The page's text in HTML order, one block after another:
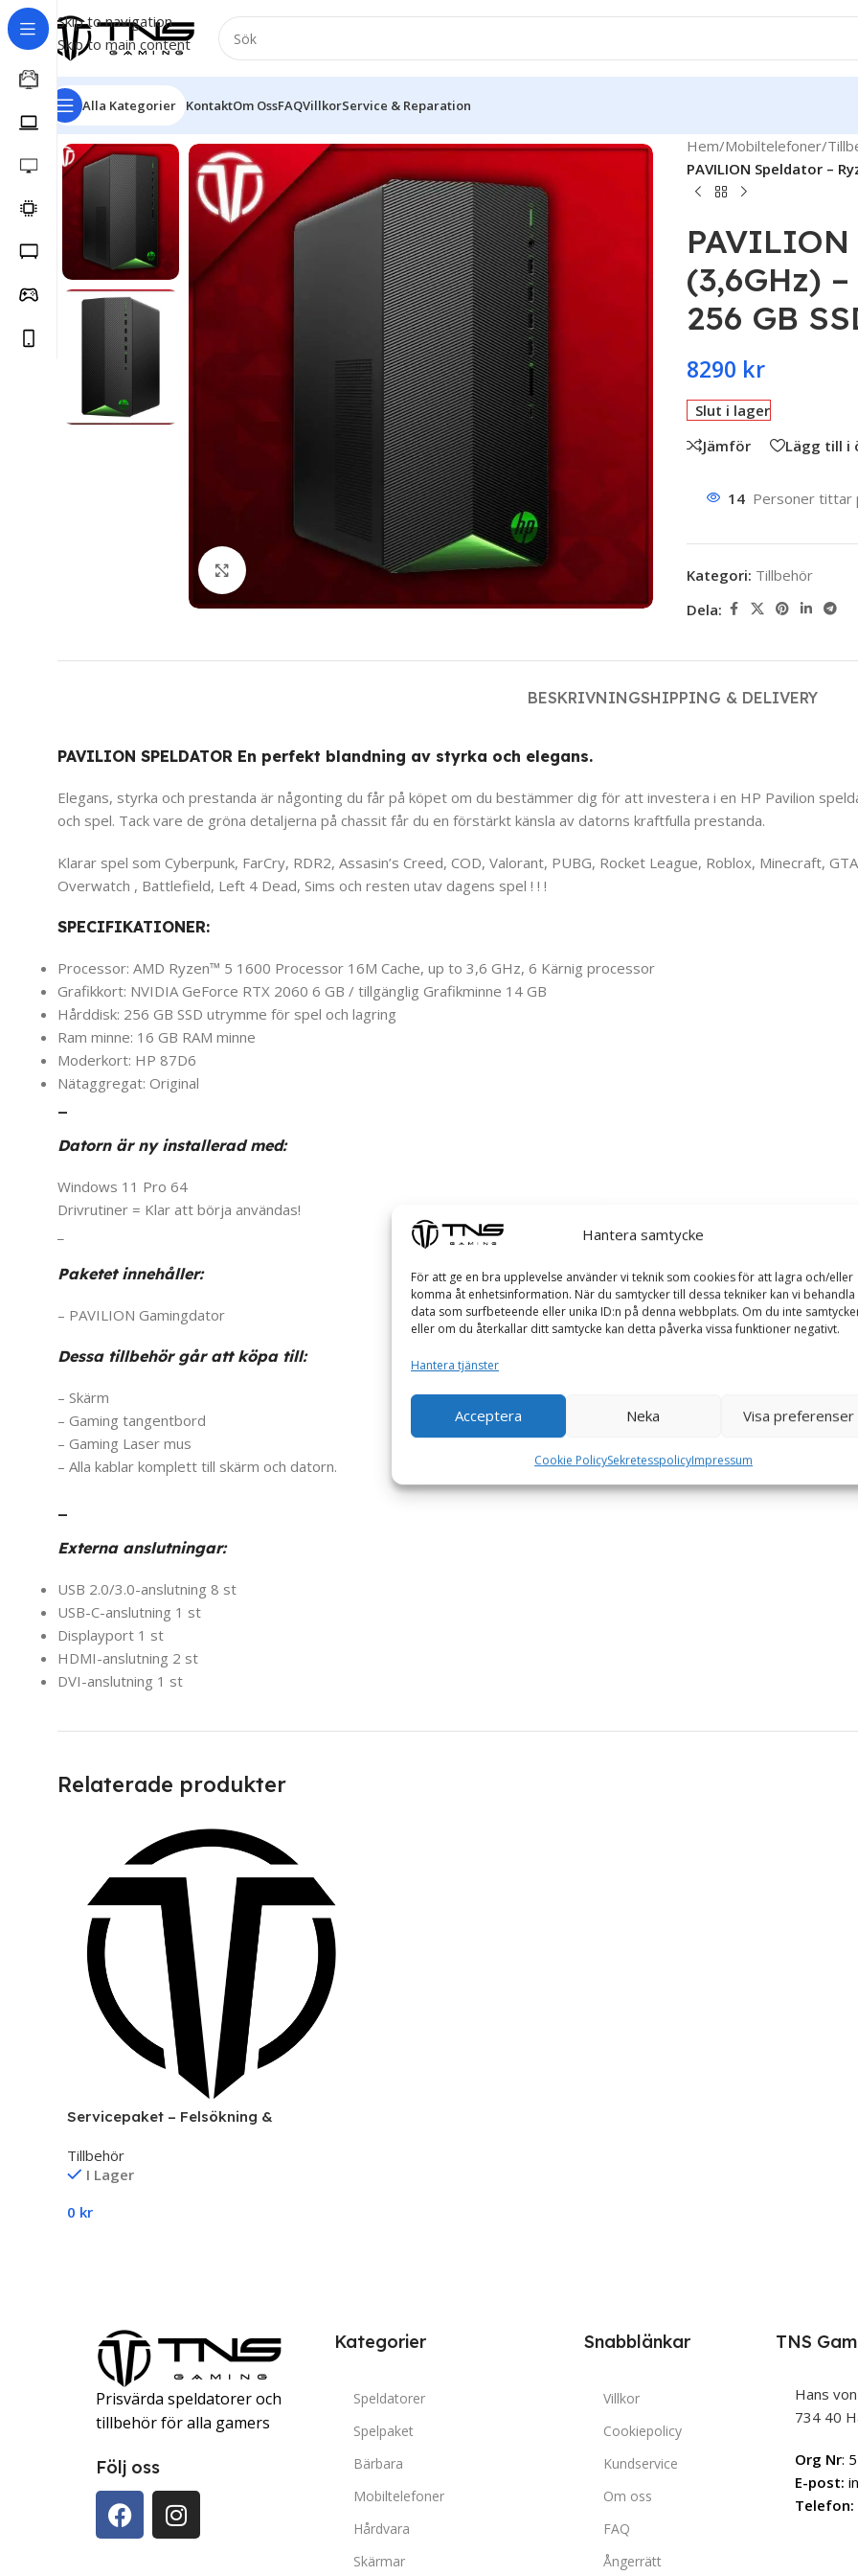
Hantera samtycke
För att ge en bra upplevelse använder vi teknik som cookies för att lagra och/eller
komma åt enhetsinformation. När du samtycker till dessa tekniker kan vi behandla
data som surfbeteende eller unika ID:n på denna webbplats. Om du inte
eller om du återkallar ditt samtycke kan detta påverka vissa funktioner negativt.
Hantera tjänster
Acceptera Neka Visa preferenser
Cookie PolicySekretesspolicyImpressum
Skip to navigation
Skip to main content
Alla Kategorier KontaktOm OssFAQVillkorService & Reparation
Hem/Mobiltelefoner/
PAVILION Speldator –
(3,6GHz)
256 GB
8290 kr
Slut i lager
Jämför
Lägg till i
14 Personer tittar
Kategori: Tillbehör
Dela:
BESKRIVNINGSHIPPING & DELIVERY
PAVILION SPELDATOR En perfekt blandning av styrka och elegans.
Elegans, styrka och prestanda är någonting du får på köpet om du bestämmer dig för att investera i en HP Pavilion
och spel. Tack vare de gröna detaljerna på chassit får du en förstärkt känsla av datorns kraftfulla prestanda.
Klarar spel som Cyberpunk, FarCry, RDR2, Assasin’s Creed, COD, Valorant, PUBG, Rocket League, Roblox, Minecraft,
Overwatch , Battlefield, Left 4 Dead, Sims och resten utav dagens spel ! ! !
SPECIFIKATIONER:
Processor: AMD Ryzen™ 5 1600 Processor 16M Cache, up to 3,6 GHz, 6 Kärnig processor
Grafikkort: NVIDIA GeForce RTX 2060 6 GB / tillgänglig Grafikminne 14 GB
Hårddisk: 256 GB SSD utrymme för spel och lagring
Ram minne: 16 GB RAM minne
Moderkort: HP 87D6
Nätaggregat: Original
Datorn är ny installerad med:
Windows 11 Pro 64
Drivrutiner = Klar att börja användas!
Paketet innehåller:
– PAVILION Gamingdator
Dessa tillbehör går att köpa till:
– Skärm
– Gaming tangentbord
– Gaming Laser mus
– Alla kablar komplett till skärm och datorn.
Externa anslutningar:
USB 2.0/3.0-anslutning 8 st
USB-C-anslutning 1 st
Displayport 1 st
HDMI-anslutning 2 st
DVI-anslutning 1 st
Relaterade produkter
Servicepaket – Felsökning &
Tillbehör
I Lager
0 kr
Prisvärda speldatorer och
tillbehör för alla gamers
Följ oss
Kategorier
Speldatorer
Spelpaket
Bärbara
Mobiltelefoner
Hårdvara
Skärmar
Snabblänkar
Villkor
Cookiepolicy
Kundservice
Om oss
FAQ
Ångerrätt
TNS
Hans
734 40
Org Nr:
E-post:
Telefon: